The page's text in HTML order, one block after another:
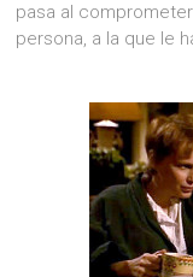
pasa al
persona, a la que le